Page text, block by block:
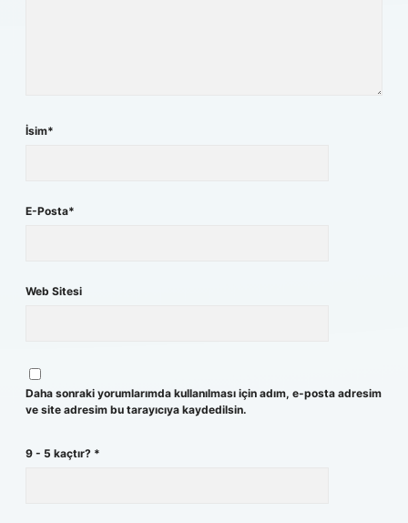
İsim*
E-Posta*
Web Sitesi
Daha sonraki yorumlarımda kullanılması için adım, e-posta adresim
ve site adresim bu tarayıcıya kaydedilsin.
9 - 5 kaçtır? *